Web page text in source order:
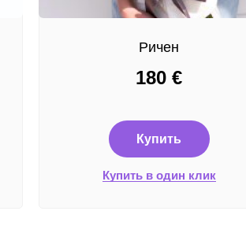
Ричен
180 €
Купить
Купить в один клик